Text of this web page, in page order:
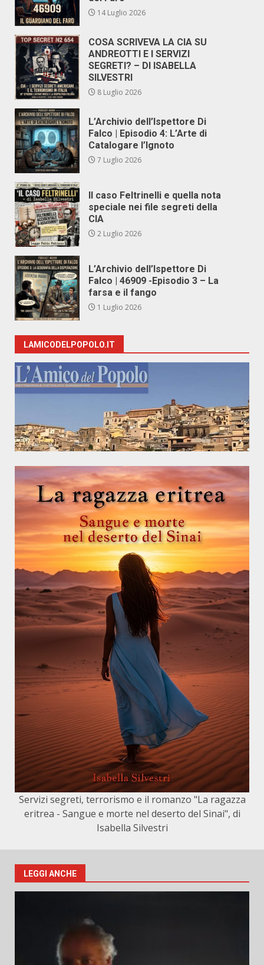
14 Luglio 2026
COSA SCRIVEVA LA CIA SU
ANDREOTTI E I SERVIZI
SEGRETI? – DI ISABELLA
SILVESTRI
8 Luglio 2026
L’Archivio dell’Ispettore Di
Falco | Episodio 4: L’Arte di
Catalogare l’Ignoto
7 Luglio 2026
Il caso Feltrinelli e quella nota
speciale nei file segreti della
CIA
2 Luglio 2026
L’Archivio dell’Ispettore Di
Falco | 46909 -Episodio 3 – La
farsa e il fango
1 Luglio 2026
LAMICODELPOPOLO.IT
Servizi segreti, terrorismo e il romanzo "La ragazza
eritrea - Sangue e morte nel deserto del Sinai", di
Isabella Silvestri
LEGGI ANCHE